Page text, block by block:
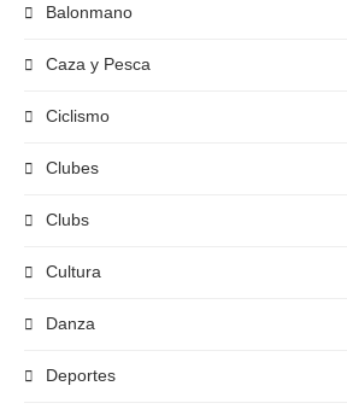
Balonmano
Caza y Pesca
Ciclismo
Clubes
Clubs
Cultura
Danza
Deportes